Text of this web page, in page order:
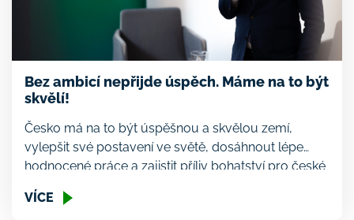
Bez ambicí nepřijde úspěch. Máme na to být
skvělí!
Česko má na to být úspěšnou a skvělou zemí,
vylepšit své postavení ve světě, dosáhnout lépe
hodnocené práce a zajistit příliv bohatství pro české
transformací ekonomiky na cestě k vyšší přidané
VÍCE